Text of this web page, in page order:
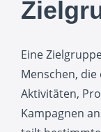
Eine
Menschen,
Aktivitäten,
Kampagnen